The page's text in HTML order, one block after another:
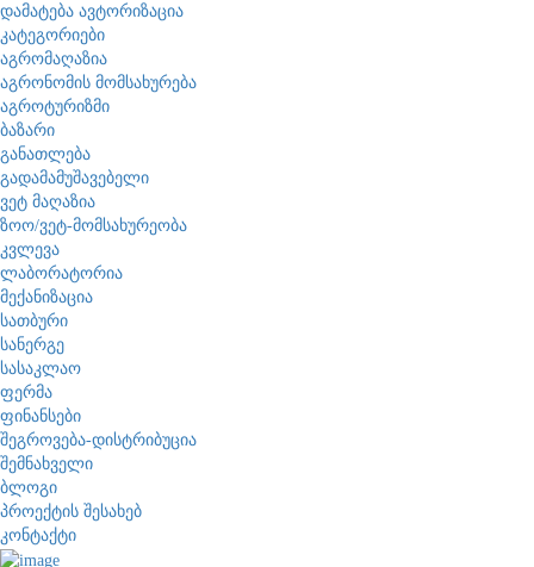
დამატება ავტორიზაცია
კატეგორიები
აგრომაღაზია
აგრონომის მომსახურება
აგროტურიზმი
ბაზარი
განათლება
გადამამუშავებელი
ვეტ მაღაზია
ზოო/ვეტ-მომსახურეობა
კვლევა
ლაბორატორია
მექანიზაცია
სათბური
სანერგე
სასაკლაო
ფერმა
ფინანსები
შეგროვება-დისტრიბუცია
შემნახველი
ბლოგი
პროექტის შესახებ
კონტაქტი